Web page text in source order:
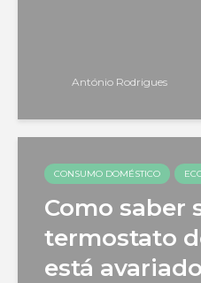
António Rodrigues
CONSUMO DOMÉSTICO
Como saber
termostato
está avariado